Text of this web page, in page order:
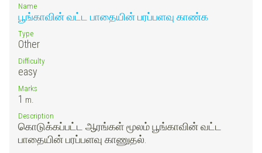
Name
பூங்காவின் வட்ட பாதையின் பரப்பளவு காண்க
Type
Other
Difficulty
easy
Marks
1 m.
Description
கொடுக்கப்பட்ட ஆரங்கள் மூலம் பூங்காவின் வட்ட
பாதையின் பரப்பளவு காணுதல்.